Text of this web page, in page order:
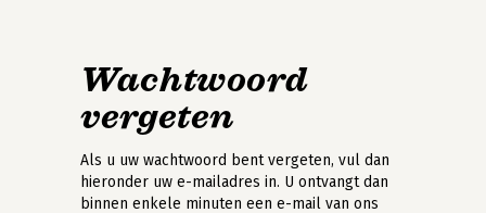
Wachtwoord
vergeten
Als u uw wachtwoord bent vergeten, vul dan
hieronder uw e-mailadres in. U ontvangt dan
binnen enkele minuten een e-mail van ons